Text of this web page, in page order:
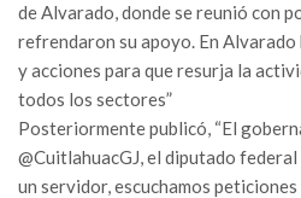
de Alvarado, donde se reunió con
refrendaron su apoyo. En
y acciones para que resurja la
todos los sectores”
Posteriormente publicó, “El
@CuitlahuacGJ, el diputado
un servidor, escuchamos